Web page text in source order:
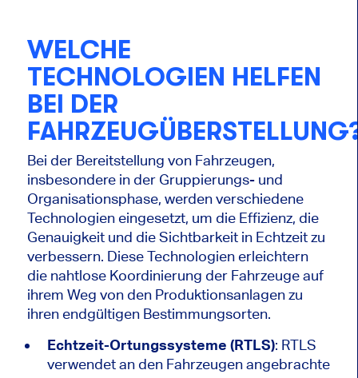
WELCHE
TECHNOLOGIEN HELFEN
BEI DER
FAHRZEUGÜBERSTELLUNG
Bei der Bereitstellung von Fahrzeugen,
insbesondere in der Gruppierungs- und
Organisationsphase, werden verschiedene
Technologien eingesetzt, um die Effizienz, die
Genauigkeit und die Sichtbarkeit in Echtzeit zu
verbessern. Diese Technologien erleichtern
die nahtlose Koordinierung der Fahrzeuge auf
ihrem Weg von den Produktionsanlagen zu
ihren endgültigen Bestimmungsorten.
Echtzeit-Ortungssysteme (RTLS): RTLS
verwendet an den Fahrzeugen angebrachte